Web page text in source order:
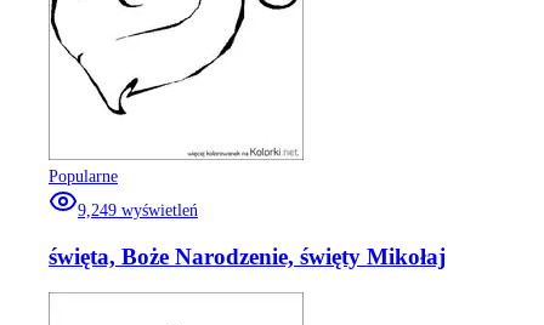
Popularne
9,249 wyświetleń
święta, Boże Narodzenie, święty Mikołaj